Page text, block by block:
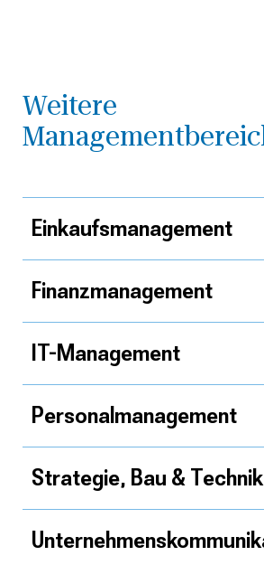
Weitere
Einkaufs­management
Finanz­management
IT-Management
Personal­management
Strategie, Bau & Technik